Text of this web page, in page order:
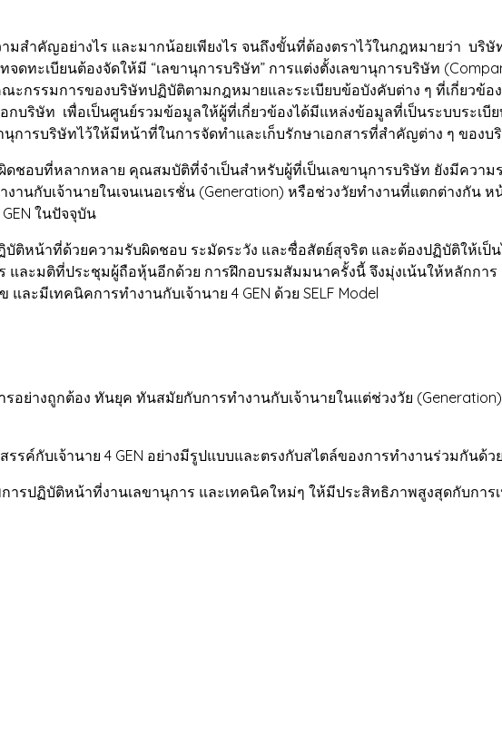
ญอย่างไร และมากน้อยเพียงไร จนถึงขั้นที่ต้องตราไว้ในกฎหมายว่า บริษั
ะเบียนต้องจัดให้มี “เลขานุการบริษัท” การแต่งตั้งเลขานุการบริษัท
รรมการของบริษัทปฏิบัติตามกฎหมายและระเบียบข้อบังคับต่าง ๆ ที่เกี่ยวข้อง
ริษัท เพื่อเป็นศูนย์รวมข้อมูลให้ผู้ที่เกี่ยวข้องได้มีแหล่งข้อมูลที่เป็นระบบระเบี
การบริษัทไว้ให้มีหน้าที่ในการจัดทำและเก็บรักษาเอกสารที่สำคัญต่าง ๆ ของบ
ที่หลากหลาย คุณสมบัติที่จำเป็นสำหรับผู้ที่เป็นเลขานุการบริษัท ยังมีความร
งานกับเจ้านายในเจนเนอเรชั่น (Generation) หรือช่วงวัยทำงานที่แตกต่างกัน
ในปัจจุบัน
าที่ด้วยความรับผิดชอบ ระมัดระวัง และซื่อสัตย์สุจริต และต้องปฏิบัติให้เป็
ละมติที่ประชุมผู้ถือหุ้นอีกด้วย การฝึกอบรมสัมมนาครั้งนี้ จึงมุ่งเน้นให้หลักการ
ละมีเทคนิคการทำงานกับเจ้านาย 4 GEN ด้วย SELF Model
ย่างถูกต้อง ทันยุค ทันสมัยกับการทำงานกับเจ้านายในแต่ช่วงวัย
ค์กับเจ้านาย 4 GEN อย่างมีรูปแบบและตรงกับสไตล์ของการทำงานร่วมกันด้
ปฏิบัติหน้าที่งานเลขานุการ และเทคนิคใหม่ๆ ให้มีประสิทธิภาพสูงสุดกับการ